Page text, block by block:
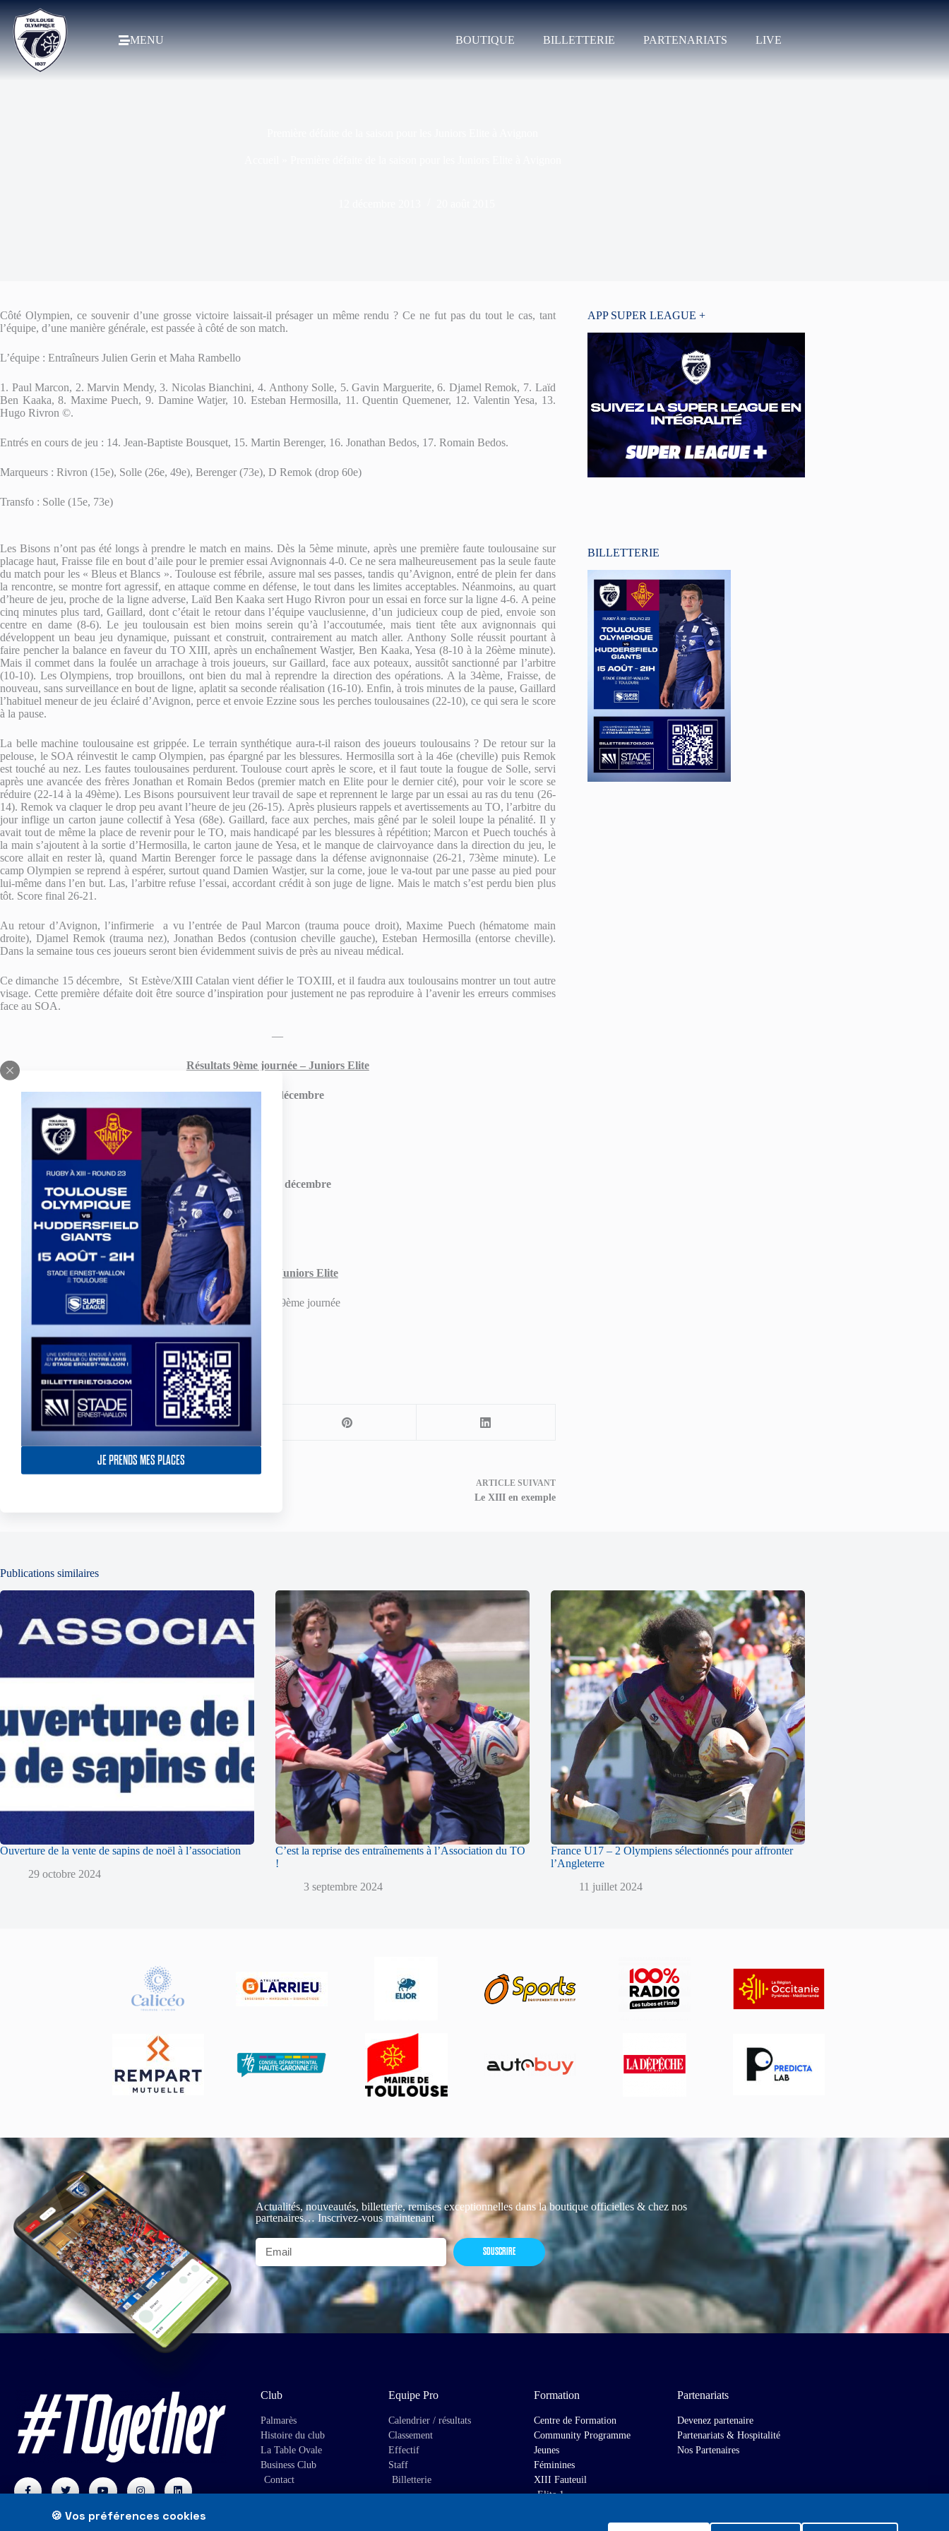
JE PRENDS MES PLACES
MENU BOUTIQUE BILLETTERIE PARTENARIATS LIVE
Côté Olympien, ce souvenir d’une grosse victoire laissait-il présager un même rendu ? Ce ne fut pas du tout le cas, tant
l’équipe, d’une manière générale, est passée à côté de son match.
L’équipe : Entraîneurs Julien Gerin et Maha Rambello
1. Paul Marcon, 2. Marvin Mendy, 3. Nicolas Bianchini, 4. Anthony Solle, 5. Gavin Marguerite, 6. Djamel Remok, 7. Laïd
Ben Kaaka, 8. Maxime Puech, 9. Damine Watjer, 10. Esteban Hermosilla, 11. Quentin Quemener, 12. Valentin Yesa, 13.
Hugo Rivron ©.
Entrés en cours de jeu : 14. Jean-Baptiste Bousquet, 15. Martin Berenger, 16. Jonathan Bedos, 17. Romain Bedos.
Marqueurs : Rivron (15e), Solle (26e, 49e), Berenger (73e), D Remok (drop 60e)
Transfo : Solle (15e, 73e)
Les Bisons n’ont pas été longs à prendre le match en mains. Dès la 5ème minute, après une première faute toulousaine sur
placage haut, Fraisse file en bout d’aile pour le premier essai Avignonnais 4-0. Ce ne sera malheureusement pas la seule faute
du match pour les « Bleus et Blancs ». Toulouse est fébrile, assure mal ses passes, tandis qu’Avignon, entré de plein fer dans
la rencontre, se montre fort agressif, en attaque comme en défense, le tout dans les limites acceptables. Néanmoins, au quart
d’heure de jeu, proche de la ligne adverse, Laïd Ben Kaaka sert Hugo Rivron pour un essai en force sur la ligne 4-6. A peine
cinq minutes plus tard, Gaillard, dont c’était le retour dans l’équipe vauclusienne, d’un judicieux coup de pied, envoie son
centre en dame (8-6). Le jeu toulousain est bien moins serein qu’à l’accoutumée, mais tient tête aux avignonnais qui
développent un beau jeu dynamique, puissant et construit, contrairement au match aller. Anthony Solle réussit pourtant à
faire pencher la balance en faveur du TO XIII, après un enchaînement Wastjer, Ben Kaaka, Yesa (8-10 à la 26ème minute).
Mais il commet dans la foulée un arrachage à trois joueurs, sur Gaillard, face aux poteaux, aussitôt sanctionné par l’arbitre
(10-10). Les Olympiens, trop brouillons, ont bien du mal à reprendre la direction des opérations. A la 34ème, Fraisse, de
nouveau, sans surveillance en bout de ligne, aplatit sa seconde réalisation (16-10). Enfin, à trois minutes de la pause, Gaillard
l’habituel meneur de jeu éclairé d’Avignon, perce et envoie Ezzine sous les perches toulousaines (22-10), ce qui sera le score
à la pause.
La belle machine toulousaine est grippée. Le terrain synthétique aura-t-il raison des joueurs toulousains ? De retour sur la
pelouse, le SOA réinvestit le camp Olympien, pas épargné par les blessures. Hermosilla sort à la 46e (cheville) puis Remok
est touché au nez. Les fautes toulousaines perdurent. Toulouse court après le score, et il faut toute la fougue de Solle, servi
après une avancée des frères Jonathan et Romain Bedos (premier match en Elite pour le dernier cité), pour voir le score se
réduire (22-14 à la 49ème). Les Bisons poursuivent leur travail de sape et reprennent le large par un essai au ras du tenu (26-
14). Remok va claquer le drop peu avant l’heure de jeu (26-15). Après plusieurs rappels et avertissements au TO, l’arbitre du
jour inflige un carton jaune collectif à Yesa (68e). Gaillard, face aux perches, mais gêné par le soleil loupe la pénalité. Il y
avait tout de même la place de revenir pour le TO, mais handicapé par les blessures à répétition; Marcon et Puech touchés à
la main s’ajoutent à la sortie d’Hermosilla, le carton jaune de Yesa, et le manque de clairvoyance dans la direction du jeu, le
score allait en rester là, quand Martin Berenger force le passage dans la défense avignonnaise (26-21, 73ème minute). Le
camp Olympien se reprend à espérer, surtout quand Damien Wastjer, sur la corne, joue le va-tout par une passe au pied pour
lui-même dans l’en but. Las, l’arbitre refuse l’essai, accordant crédit à son juge de ligne. Mais le match s’est perdu bien plus
tôt. Score final 26-21.
Au retour d’Avignon, l’infirmerie a vu l’entrée de Paul Marcon (trauma pouce droit), Maxime Puech (hématome main
droite), Djamel Remok (trauma nez), Jonathan Bedos (contusion cheville gauche), Esteban Hermosilla (entorse cheville).
Dans la semaine tous ces joueurs seront bien évidemment suivis de près au niveau médical.
Ce dimanche 15 décembre, St Estève/XIII Catalan vient défier le TOXIII, et il faudra aux toulousains montrer un tout autre
visage. Cette première défaite doit être source d’inspiration pour justement ne pas reproduire à l’avenir les erreurs commises
face au SOA.
—
Résultats 9ème journée – Juniors Elite
Samedi 7 décembre
SO Avignon 26 – 21 Toulouse Olympique XIII
AS Carcassonne 34 – 16 Villeneuve XIII
Dimanche 8 décembre
FC Lézignan XIII 18 –54 XIII Limouxin
St Estève-XIII Catalan 90 – 4 Ent. Albi-Lescure
Classement Juniors Elite
Partagez votre amour
ARTICLESUIVANT
Le XIII en exemple
APP SUPER LEAGUE +
BILLETTERIE
Publications similaires
Ouverture de la vente de sapins de noël à l’association
29 octobre 2024
C’est la reprise des entraînements à l’Association du TO
!
3 septembre 2024
France U17 – 2 Olympiens sélectionnés pour affronter
l’Angleterre
11 juillet 2024
Actualités, nouveautés, billetterie, remises exceptionnelles dans la boutique officielles & chez nos
partenaires… Inscrivez-vous maintenant
SOUSCRIRE
Club
Palmarès
Histoire du club
La Table Ovale
Business Club
Contact
Equipe Pro
Calendrier / résultats
Classement
Effectif
Staff
Billetterie
Formation
Centre de Formation
Community Programme
Jeunes
Féminines
XIII Fauteuil
Elite 1
Partenariats
Devenez partenaire
Partenariats & Hospitalité
Nos Partenaires
🍪 Vos préférences cookies